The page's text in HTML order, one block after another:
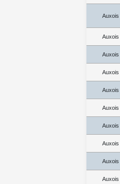
Auxois
Auxois
Auxois
Auxois
Auxois
Auxois
Auxois
Auxois
Auxois
Auxois